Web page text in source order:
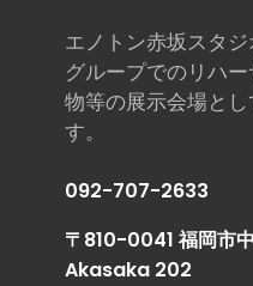
エノトン赤坂スタジ
グループでのリハ
物等の展示会場と
す。
092-707-2633
〒810-0041 福岡市
Akasaka 202